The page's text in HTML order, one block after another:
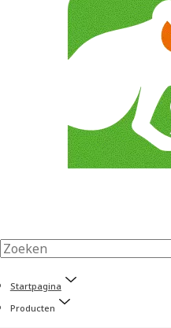
Startpagina
Producten